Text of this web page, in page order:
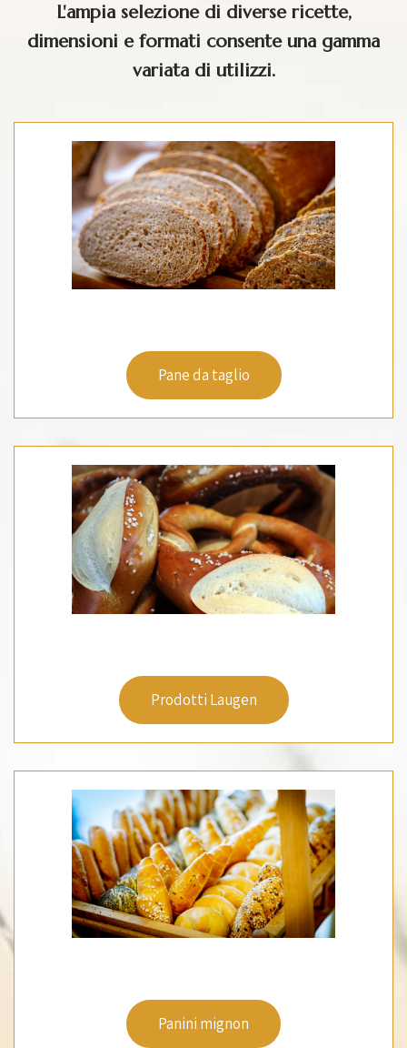
L'ampia selezione di diverse ricette,
dimensioni e formati consente una gamma
variata di utilizzi.
Pane da taglio
Prodotti Laugen
Panini mignon